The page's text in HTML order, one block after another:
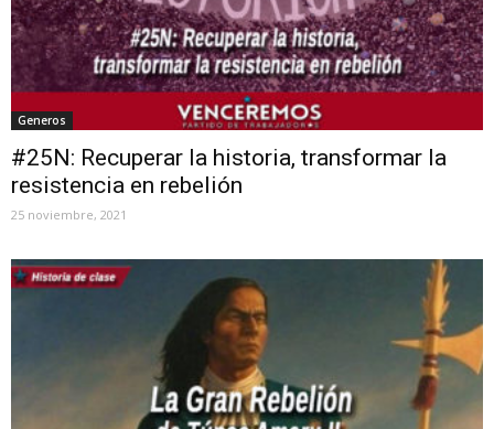
Generos
#25N: Recuperar la historia, transformar la
resistencia en rebelión
25 noviembre, 2021